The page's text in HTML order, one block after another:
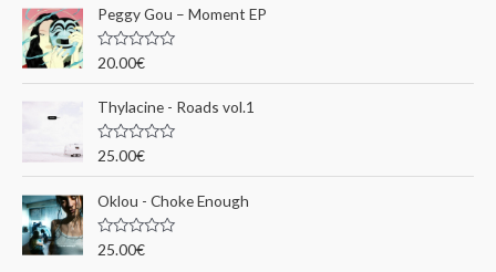
u
r
:
e
0
s
r
5
Peggy Gou ‎– Moment EP
N
t
e
0
s
r
5
20.00€
Thylacine - Roads vol.1
N
e
0
s
r
25.00€
Oklou - Choke Enough
N
25.00€